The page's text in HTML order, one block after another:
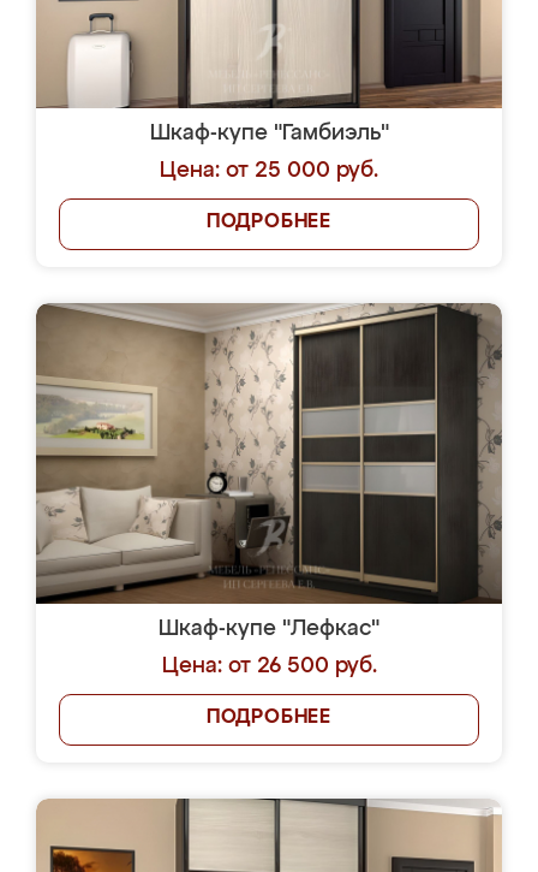
Шкаф-купе "Гамбиэль"
Цена: от 25 000 руб.
ПОДРОБНЕЕ
Шкаф-купе "Лефкас"
Цена: от 26 500 руб.
ПОДРОБНЕЕ